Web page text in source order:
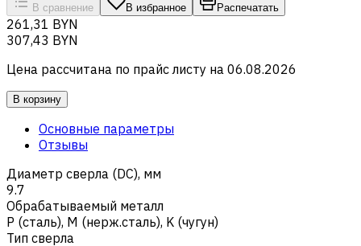
В сравнение В избранное Распечатать
261,31 BYN
307,43 BYN
Цена рассчитана по прайс листу на 06.08.2026
В корзину
Основные параметры
Отзывы
Диаметр сверла (DC), мм
9.7
Обрабатываемый металл
Р (сталь), M (нерж.сталь), K (чугун)
Тип сверла